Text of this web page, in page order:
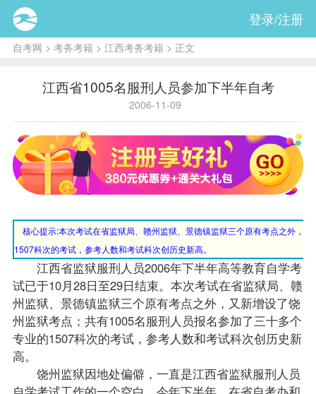
登录/注册
自考网 > 考务考籍 > 江西考务考籍 > 正文
江西省1005名服刑人员参加下半年自考
2006-11-09
核心提示:本次考试在省监狱局、赣州监狱、景德镇监狱三个原有考点之外，
1507科次的考试，参考人数和考试科次创历史新高。
江西省监狱服刑人员2006年下半年高等教育自学考
试已于10月28日至29日结束。本次考试在省监狱局、赣
州监狱、景德镇监狱三个原有考点之外，又新增设了饶
州监狱考点；共有1005名服刑人员报名参加了三十多个
专业的1507科次的考试，参考人数和考试科次创历史新
高。
饶州监狱因地处偏僻，一直是江西省监狱服刑人员